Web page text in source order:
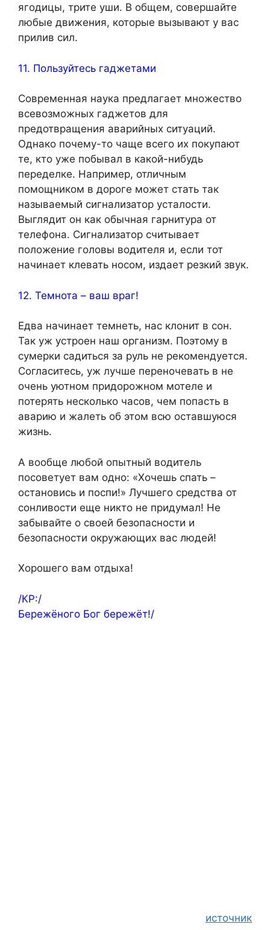
ягодицы, трите уши. В общем, совершайте
любые движения, которые вызывают у вас
прилив сил.
11. Пользуйтесь гаджетами
Современная наука предлагает множество
всевозможных гаджетов для
предотвращения аварийных ситуаций.
Однако почему-то чаще всего их покупают
те, кто уже побывал в какой-нибудь
переделке. Например, отличным
помощником в дороге может стать так
называемый сигнализатор усталости.
Выглядит он как обычная гарнитура от
телефона. Сигнализатор считывает
положение головы водителя и, если тот
начинает клевать носом, издает резкий звук.
12. Темнота – ваш враг!
Едва начинает темнеть, нас клонит в сон.
Так уж устроен наш организм. Поэтому в
сумерки садиться за руль не рекомендуется.
Согласитесь, уж лучше переночевать в не
очень уютном придорожном мотеле и
потерять несколько часов, чем попасть в
аварию и жалеть об этом всю оставшуюся
жизнь.
А вообще любой опытный водитель
посоветует вам одно: «Хочешь спать –
остановись и поспи!» Лучшего средства от
сонливости еще никто не придумал! Не
забывайте о своей безопасности и
безопасности окружающих вас людей!
Хорошего вам отдыха!
/КР:/
Бережёного Бог бережёт!/
источник